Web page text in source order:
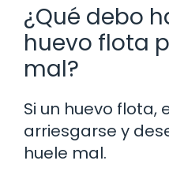
¿Qué debo
huevo flota
mal?
Si un huevo flota,
arriesgarse y
huele mal.